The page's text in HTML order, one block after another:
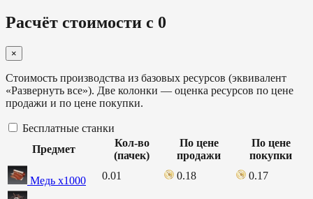
Расчёт стоимости с 0
×
Стоимость производства из базовых ресурсов (эквивалент
«Развернуть все»). Две колонки — оценка ресурсов по цене
продажи и по цене покупки.
Бесплатные станки
Предмет
Кол-во
(пачек)
По цене
продажи
По цене
покупки
Медь х1000 0.01 0.18 0.17